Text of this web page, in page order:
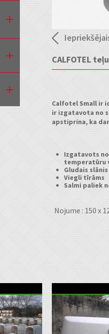
CALFOTEL
Calfotel Small ir
ir izgatavota no
apstiprina, ka
Izgatavots
temperatūru
Gludais
Viegli tīrāms
Salmi paliek
Nojume : 150 x